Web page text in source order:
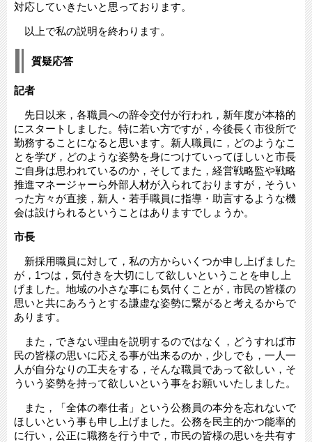
対応していきたいと思っております。
以上で私の説明を終わります。
質疑応答
記者
先日以来，各職員への辞令交付が行われ，新年度が本格的
にスタートしました。特に若い方ですが，今後長く市役所で
勤務することになると思います。新人職員に，どのようなこ
とを学び，どのような姿勢を身につけていってほしいと市長
ご自身は思われているのか，そしてまた，経営戦略監や戦略
推進マネージャーら外部人材が入られておりますが，そうい
った方々が直接，新人・若手職員に指導・助言するような機
会は設けられるということはありますでしょうか。
市長
新採用職員に対して，私の方からいくつか申し上げました
が，1つは，気付きを大切にして欲しいということを申し上
げました。地域の小さな事にも気付くことが，市民の皆様の
思いと共にあろうとする謙虚な姿勢に繋がると考えるからで
あります。
また，できない理由を説明するのではなく，どうすれば市
民の皆様の思いに応える事が出来るのか，少しでも，一人一
人が自分なりの工夫をする，そんな職員であって欲しい，そ
ういう姿勢を持って欲しいという事をお願いいたしました。
また，「全体の奉仕者」という公務員の本分を忘れないで
ほしいという事も申し上げました。公務を民主的かつ能率的
に行い，公正に職務を行う中で，市民の皆様の思いを共有す